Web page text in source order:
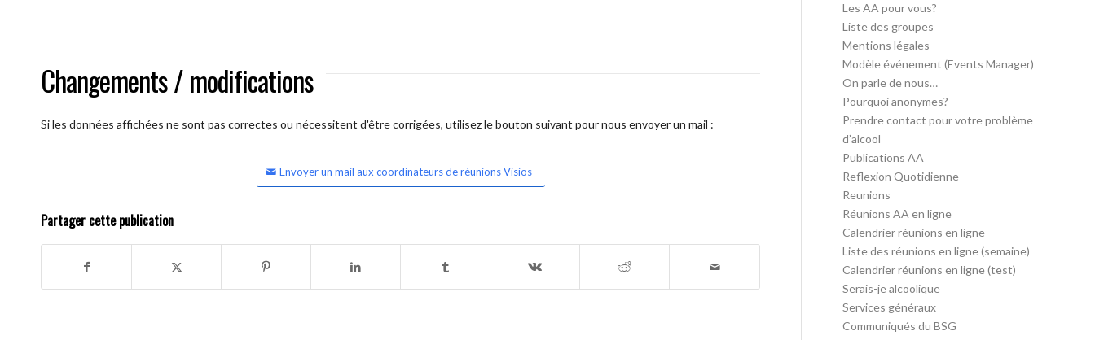
Changements / modifications
Si les données affichées ne sont pas correctes ou nécessitent d'être corrigées, utilisez le bouton suivant pour nous envoyer un mail :
Envoyer un mail aux coordinateurs de réunions Visios
Partager cette publication
Les AA pour vous?
Liste des groupes
Mentions légales
Modèle événement (Events Manager)
On parle de nous…
Pourquoi anonymes?
Prendre contact pour votre problème
d’alcool
Publications AA
Reflexion Quotidienne
Reunions
Réunions AA en ligne
Calendrier réunions en ligne
Liste des réunions en ligne (semaine)
Calendrier réunions en ligne (test)
Serais-je alcoolique
Services généraux
Communiqués du BSG